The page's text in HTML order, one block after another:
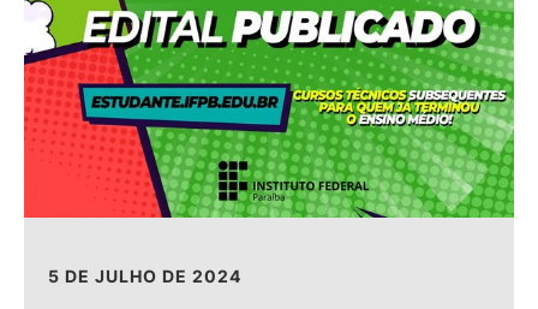
5 DE JULHO DE 2024